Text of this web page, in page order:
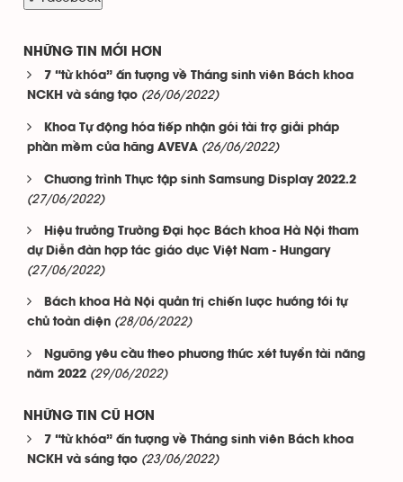
NHỮNG TIN MỚI HƠN
7 “từ khóa” ấn tượng về Tháng sinh viên Bách khoa
NCKH và sáng tạo (26/06/2022)
Khoa Tự động hóa tiếp nhận gói tài trợ giải pháp
phần mềm của hãng AVEVA (26/06/2022)
Chương trình Thực tập sinh Samsung Display 2022.2
(27/06/2022)
Hiệu trưởng Trường Đại học Bách khoa Hà Nội tham
dự Diễn đàn hợp tác giáo dục Việt Nam - Hungary
(27/06/2022)
Bách khoa Hà Nội quản trị chiến lược hướng tới tự
chủ toàn diện (28/06/2022)
Ngưỡng yêu cầu theo phương thức xét tuyển tài năng
năm 2022 (29/06/2022)
NHỮNG TIN CŨ HƠN
7 “từ khóa” ấn tượng về Tháng sinh viên Bách khoa
NCKH và sáng tạo (23/06/2022)